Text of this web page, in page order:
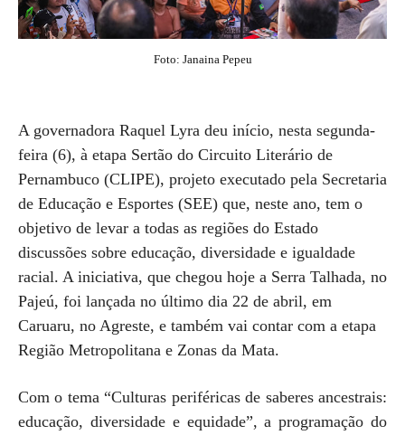
Foto: Janaina Pepeu
A governadora Raquel Lyra deu início, nesta segunda-
feira (6), à etapa Sertão do Circuito Literário de
Pernambuco (CLIPE), projeto executado pela Secretaria
de Educação e Esportes (SEE) que, neste ano, tem o
objetivo de levar a todas as regiões do Estado
discussões sobre educação, diversidade e igualdade
racial. A iniciativa, que chegou hoje a Serra Talhada, no
Pajeú, foi lançada no último dia 22 de abril, em
Caruaru, no Agreste, e também vai contar com a etapa
Região Metropolitana e Zonas da Mata.
Com o tema “Culturas periféricas de saberes ancestrais:
educação, diversidade e equidade”, a programação do